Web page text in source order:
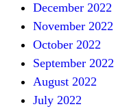
December 2022
November 2022
October 2022
September 2022
August 2022
July 2022